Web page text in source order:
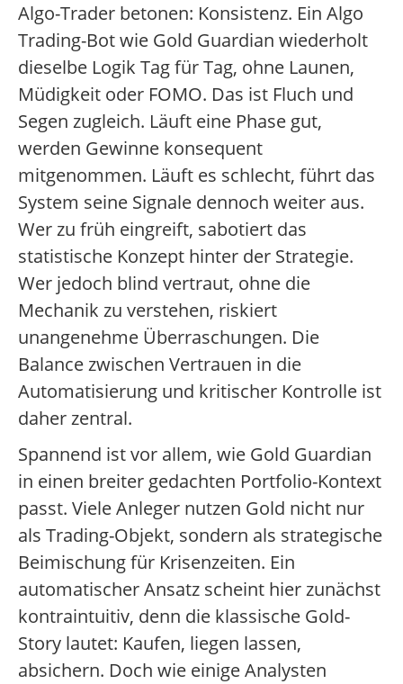
Algo-Trader betonen: Konsistenz. Ein Algo
Trading-Bot wie Gold Guardian wiederholt
dieselbe Logik Tag für Tag, ohne Launen,
Müdigkeit oder FOMO. Das ist Fluch und
Segen zugleich. Läuft eine Phase gut,
werden Gewinne konsequent
mitgenommen. Läuft es schlecht, führt das
System seine Signale dennoch weiter aus.
Wer zu früh eingreift, sabotiert das
statistische Konzept hinter der Strategie.
Wer jedoch blind vertraut, ohne die
Mechanik zu verstehen, riskiert
unangenehme Überraschungen. Die
Balance zwischen Vertrauen in die
Automatisierung und kritischer Kontrolle ist
daher zentral.
Spannend ist vor allem, wie Gold Guardian
in einen breiter gedachten Portfolio-Kontext
passt. Viele Anleger nutzen Gold nicht nur
als Trading-Objekt, sondern als strategische
Beimischung für Krisenzeiten. Ein
automatischer Ansatz scheint hier zunächst
kontraintuitiv, denn die klassische Gold-
Story lautet: Kaufen, liegen lassen,
absichern. Doch wie einige Analysten